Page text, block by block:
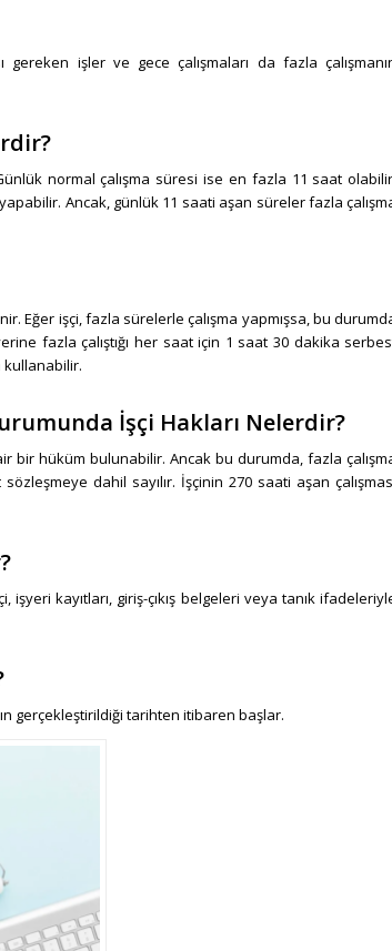
gereken işler ve gece çalışmaları da fazla
normal çalışma süresi ise en fazla 11 saat
Ancak, günlük 11 saati aşan süreler fazla
Eğer işçi, fazla sürelerle çalışma yapmışsa, bu
fazla çalıştığı her saat için 1 saat 30 dakika
kullanabilir.
İşçi Hakları Nelerdir?
bir hüküm bulunabilir. Ancak bu durumda, fazla
dahil sayılır. İşçinin 270 saati aşan
işyeri kayıtları, giriş-çıkış belgeleri veya tanık
gerçekleştirildiği tarihten itibaren başlar.